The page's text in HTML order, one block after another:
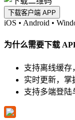
下载客户端 APP
iOS • Android •
为什么需要下载
支持离线缓存
实时更新，掌
支持多端登陆